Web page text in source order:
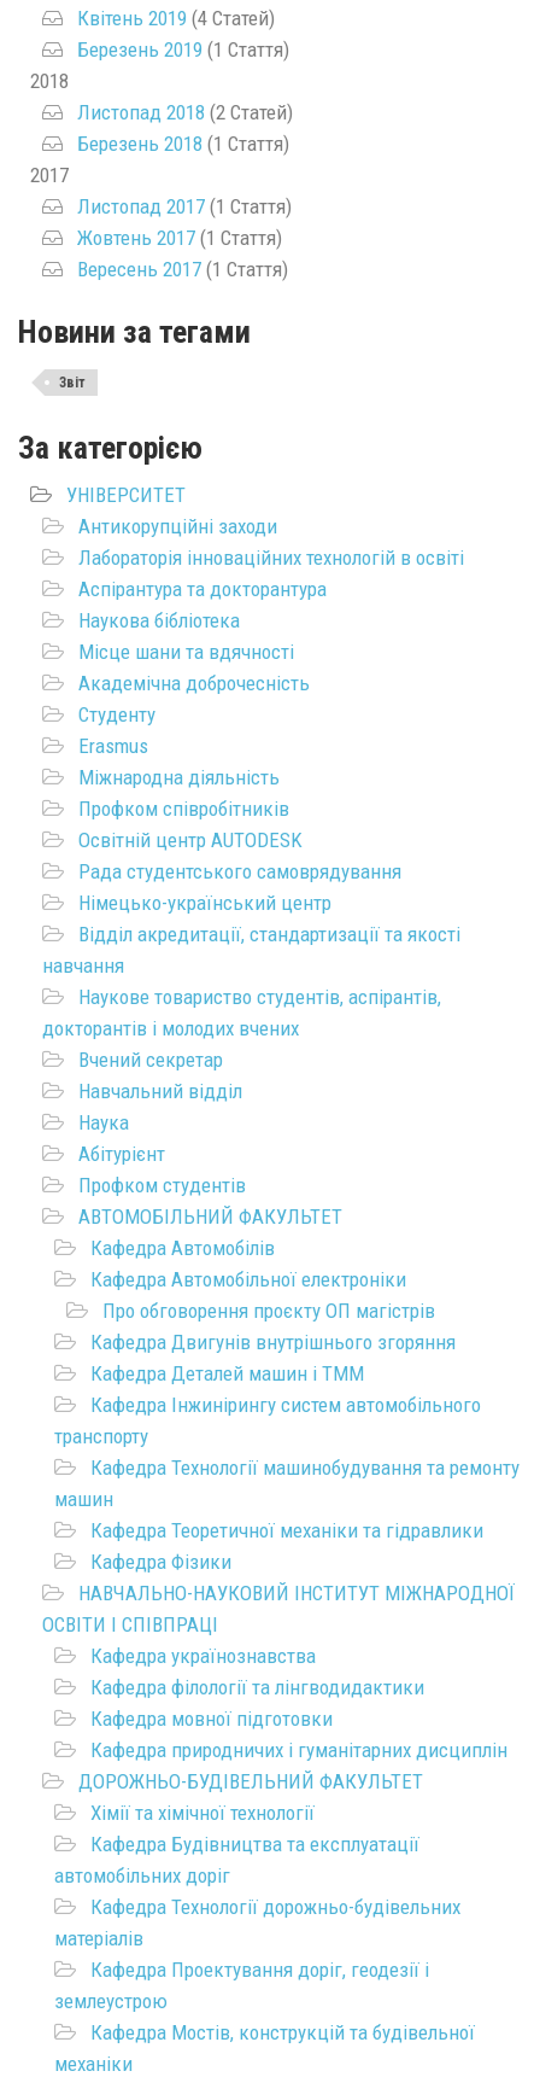
Квітень 2019 (4 Статей)
Березень 2019 (1 Стаття)
2018
Листопад 2018 (2 Статей)
Березень 2018 (1 Стаття)
2017
Листопад 2017 (1 Стаття)
Жовтень 2017 (1 Стаття)
Вересень 2017 (1 Стаття)
Новини за тегами
Звіт
За категорією
УНІВЕРСИТЕТ
Антикорупційні заходи
Лабораторія інноваційних технологій в освіті
Аспірантура та докторантура
Наукова бібліотека
Місце шани та вдячності
Академічна доброчесність
Студенту
Erasmus
Міжнародна діяльність
Профком співробітників
Освітній центр AUTODESK
Рада студентського самоврядування
Німецько-український центр
Відділ акредитації, стандартизації та якості
навчання
Наукове товариство студентів, аспірантів,
докторантів і молодих вчених
Вчений секретар
Навчальний відділ
Наука
Абітурієнт
Профком студентів
АВТОМОБІЛЬНИЙ ФАКУЛЬТЕТ
Кафедра Автомобілів
Кафедра Автомобільної електроніки
Про обговорення проєкту ОП магістрів
Кафедра Двигунів внутрішнього згоряння
Кафедра Деталей машин і ТММ
Кафедра Інжинірингу систем автомобільного
транспорту
Кафедра Технології машинобудування та ремонту
машин
Кафедра Теоретичної механіки та гідравлики
Кафедра Фізики
НАВЧАЛЬНО-НАУКОВИЙ ІНСТИТУТ МІЖНАРОДНОЇ
ОСВІТИ І СПІВПРАЦІ
Кафедра українознавства
Кафедра філології та лінгводидактики
Кафедра мовної підготовки
Кафедра природничих і гуманітарних дисциплін
ДОРОЖНЬО-БУДІВЕЛЬНИЙ ФАКУЛЬТЕТ
Хімії та хімічної технології
Кафедра Будівництва та експлуатації
автомобільних доріг
Кафедра Технології дорожньо-будівельних
матеріалів
Кафедра Проектування доріг, геодезії і
землеустрою
Кафедра Мостів, конструкцій та будівельної
механіки